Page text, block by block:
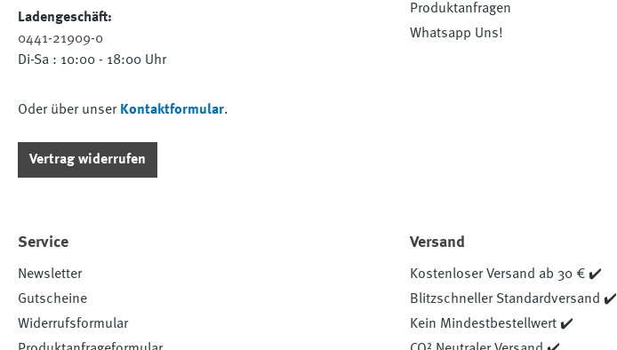
Ladengeschäft:
0441-21909-0
Di-Sa : 10:00 - 18:00 Uhr
Oder über unser Kontaktformular.
Vertrag widerrufen
Produktanfragen
Whatsapp Uns!
Service
Newsletter
Gutscheine
Widerrufsformular
Versand
Kostenloser Versand ab 30 € ✔️
Blitzschneller Standardversand ✔️
Kein Mindestbestellwert ✔️